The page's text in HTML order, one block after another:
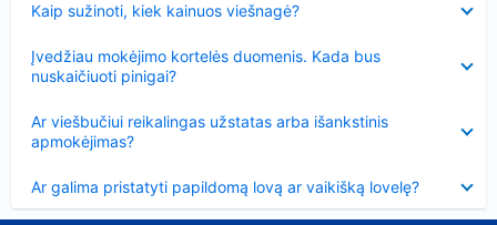
Kaip sužinoti, kiek kainuos viešnagė?
Įvedžiau mokėjimo kortelės duomenis. Kada bus
nuskaičiuoti pinigai?
Ar viešbučiui reikalingas užstatas arba išankstinis
apmokėjimas?
Ar galima pristatyti papildomą lovą ar vaikišką lovelę?